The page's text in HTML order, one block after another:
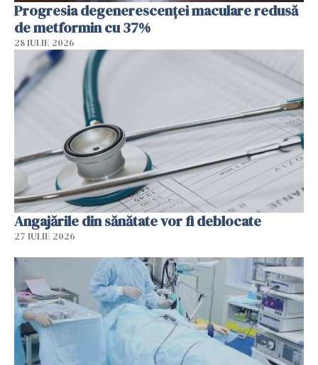
Progresia degenerescenței maculare redusă
de metformin cu 37%
28 IULIE 2026
Angajările din sănătate vor fi deblocate
27 IULIE 2026